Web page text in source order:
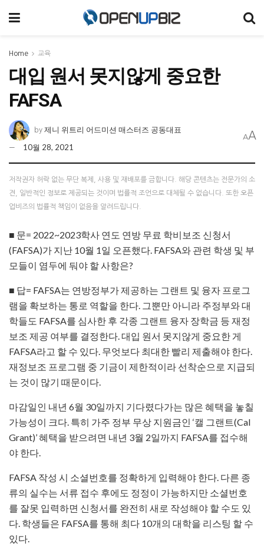
Home 교육
대입 원서 못지않게 중요한
FAFSA
by 제니 위트리 어드미션 매스터즈 공동대표
10월 28, 2021
AA
저작권자 허락 없는 무단 복제, 사용 및 재배포를 금합니다. 해당 콘텐츠는 전문가의 소
견, 일반적인 정보로 제공되는 것이며 법률적 조언으로 대체될 수 없습니다. 또한 오픈
업비즈의 법률적 책임이 없음을 알려드립니다.
■ 문= 2022~2023학사 연도 연방 무료 학비보조 신청서
(FAFSA)가 지난 10월 1일 오픈했다. FAFSA와 관련 학생 및 부
모들이 염두에 둬야 할 사항은?
■ 답= FAFSA는 연방정부가 제공하는 그랜트 및 융자 프로그
램을 확보하는 통로 역할을 한다. 그뿐만 아니라 주정부와 대
학들도 FAFSA를 심사한 후 각종 그랜트 융자 장학금 등 재정
보조 제공 여부를 결정한다. 대입 원서 못지않게 중요한 게
FAFSA라고 할 수 있다. 무엇보다 최대한 빨리 제출해야 한다.
재정보조 프로그램 중 기금이 제한적이라 선착순으로 지급되
는 것이 많기 때문이다.
마감일인 내년 6월 30일까지 기다렸다가는 많은 혜택을 놓칠
가능성이 크다. 특히 가주 정부 무상 지원금인 ‘캘 그랜트(Cal
Grant)’ 혜택을 받으려면 내년 3월 2일까지 FAFSA를 접수해
야 한다.
FAFSA 작성 시 소셜번호를 정확하게 입력해야 한다. 다른 종
류의 실수는 서류 접수 후에도 정정이 가능하지만 소셜번호
를 잘못 입력하면 신청서를 완전히 새로 작성해야 할 수도 있
다. 학생들은 FAFSA를 통해 최다 10개의 대학을 리스팅 할 수
있다.